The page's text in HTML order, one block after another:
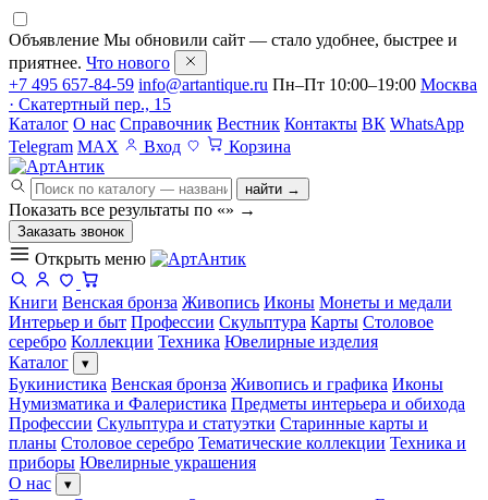
Объявление Мы обновили сайт — стало удобнее, быстрее и
приятнее. Что нового
+7 495 657-84-59 info@artantique.ru Пн–Пт 10:00–19:00 Москва
· Скатертный пер., 15
Каталог О нас Справочник Вестник Контакты ВК WhatsApp
Telegram MAX Вход Корзина
найти →
Показать все результаты по «» →
Заказать звонок
Открыть меню
Книги Венская бронза Живопись Иконы Монеты и медали
Интерьер и быт Профессии Скульптура Карты Столовое
серебро Коллекции Техника Ювелирные изделия
Каталог
▾
Букинистика Венская бронза Живопись и графика Иконы
Нумизматика и Фалеристика Предметы интерьера и обихода
Профессии Скульптура и статуэтки Старинные карты и
планы Столовое серебро Тематические коллекции Техника и
приборы Ювелирные украшения
О нас
▾